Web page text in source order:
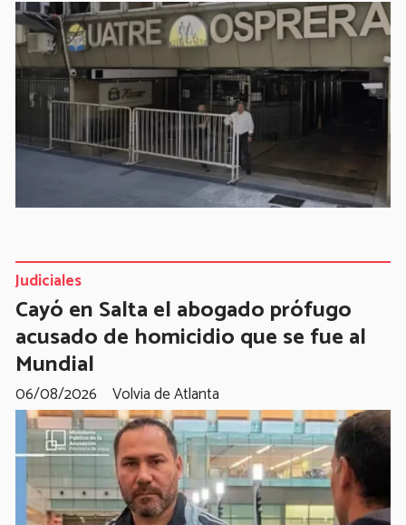
Cayó en Salta el abogado prófugo
acusado de homicidio que se fue al
Mundial
Volvia de Atlanta
Judiciales
06/08/2026